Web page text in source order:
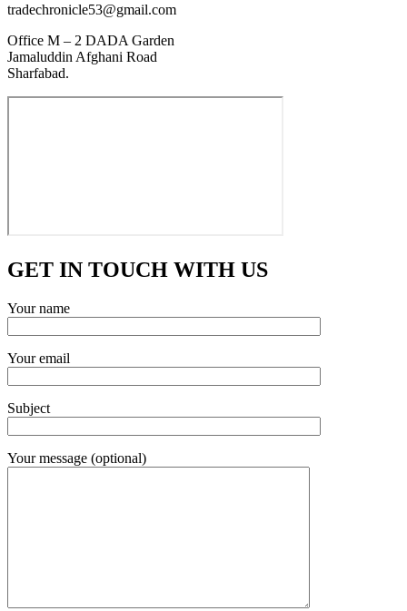
tradechronicle53@gmail.com
Office M – 2 DADA Garden
Jamaluddin Afghani Road
Sharfabad.
GET IN TOUCH WITH US
Your name
Your email
Subject
Your message (optional)